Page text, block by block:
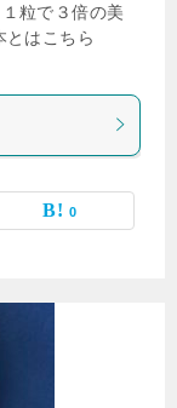
粒で３倍の美
とはこちら
0